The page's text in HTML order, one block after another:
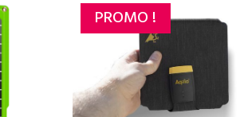
PROMO !